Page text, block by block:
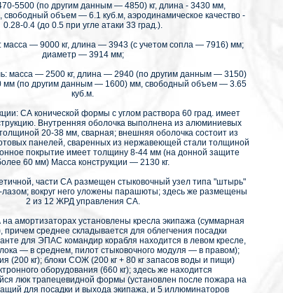
5500 (по другим данным — 4850) кг, длина - 3430 мм,
объем — 6.1 куб.м, аэродинамическое качество -
0.28-0.4 (до 0.5 при угле атаки 33 град.).
— 9000 кг, длина — 3943 (с учетом сопла — 7916) мм;
диаметр — 3914 мм;
масса — 2500 кг, длина — 2940 (по другим данным — 3150)
(по другим данным — 1600) мм, свободный объем — 3.65
куб.м.
СА конической формы с углом раствора 60 град. имеет
Внутренняя оболочка выполнена из алюминиевых
20-38 мм, сварная; внешняя оболочка состоит из
панелей, сваренных из нержавеющей стали толщиной
покрытие имеет толщину 8-44 мм (на донной защите
60 мм) Масса конструкции — 2130 кг.
части СА размещен стыковочный узел типа "штырь"
вокруг него уложены парашюты; здесь же размещены
2 из 12 ЖРД управления СА.
амортизаторах установлены кресла экипажа (суммарная
причем среднее складывается для облегчения посадки
для ЭПАС командир корабля находится в левом кресле,
— в среднем, пилот стыковочного модуля — в правом);
(200 кг); блоки СОЖ (200 кг + 80 кг запасов воды и пищи)
оборудования (660 кг); здесь же находится
люк трапецевидной формы (установлен после пожара на
для посадки и выхода экипажа, и 5 иллюминаторов